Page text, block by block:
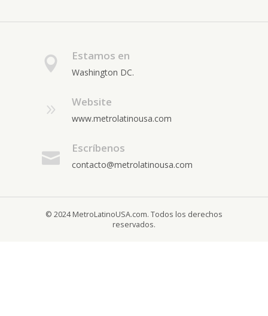
Estamos en
Washington DC.
Website
www.metrolatinousa.com
Escríbenos
contacto@metrolatinousa.com
© 2024 MetroLatinoUSA.com. Todos los derechos
reservados.